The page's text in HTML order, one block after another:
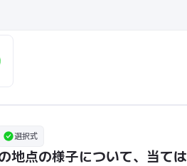
選択式
地点の様子について、当て